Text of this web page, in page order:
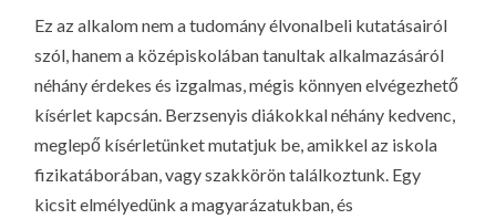
Ez az alkalom nem a tudomány élvonalbeli kutatásairól
szól, hanem a középiskolában tanultak alkalmazásáról
néhány érdekes és izgalmas, mégis könnyen elvégezhető
kísérlet kapcsán. Berzsenyis diákokkal néhány kedvenc,
meglepő kísérletünket mutatjuk be, amikkel az iskola
fizikatáborában, vagy szakkörön találkoztunk. Egy
kicsit elmélyedünk a magyarázatukban, és